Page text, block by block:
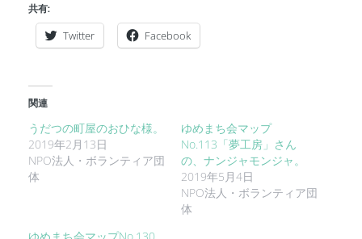
共有:
Twitter Facebook
関連
うだつの町屋のおひな様。
2019年2月13日
NPO法人・ボランティア団
体
ゆめまち会マップ
No.113「夢工房」さん
の、ナンジャモンジャ。
2019年5月4日
NPO法人・ボランティア団
体
ゆめまち会マップNo.130